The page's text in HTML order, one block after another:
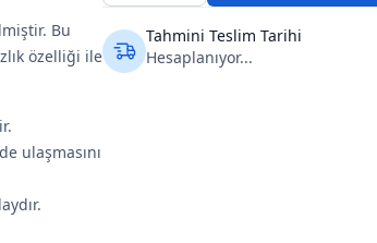
Tahmini Teslim Tarihi
Hesaplanıyor...
Bu
özelliği ile
ulaşmasını